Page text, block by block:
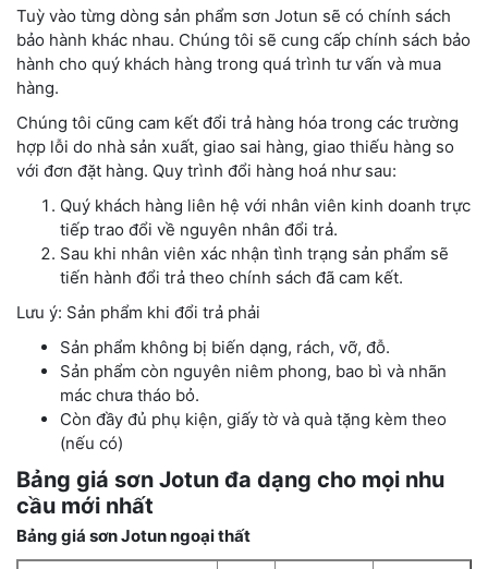
Tuỳ vào từng dòng sản phẩm sơn Jotun sẽ có chính sách
bảo hành khác nhau. Chúng tôi sẽ cung cấp chính sách bảo
hành cho quý khách hàng trong quá trình tư vấn và mua
hàng.
Chúng tôi cũng cam kết đổi trả hàng hóa trong các trường
hợp lỗi do nhà sản xuất, giao sai hàng, giao thiếu hàng so
với đơn đặt hàng. Quy trình đổi hàng hoá như sau:
Quý khách hàng liên hệ với nhân viên kinh doanh trực
tiếp trao đổi về nguyên nhân đổi trả.
Sau khi nhân viên xác nhận tình trạng sản phẩm sẽ
tiến hành đổi trả theo chính sách đã cam kết.
Lưu ý: Sản phẩm khi đổi trả phải
Sản phẩm không bị biến dạng, rách, vỡ, đỗ.
Sản phẩm còn nguyên niêm phong, bao bì và nhãn
mác chưa tháo bỏ.
Còn đầy đủ phụ kiện, giấy tờ và quà tặng kèm theo
(nếu có)
Bảng giá sơn Jotun đa dạng cho mọi nhu
cầu mới nhất
Bảng giá sơn Jotun ngoại thất